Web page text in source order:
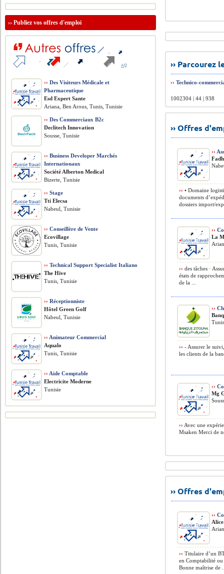
››
››Technico-
1002304 | 44 | 938
›› Offres
››
›› • Domaine
documents
dossiers import/
››
La
›› des tâches ·
états de
de la ...
››
›› - Assurer le
les clients de la
››
Mg
›› Avec une
Msaken Merci de
›› Offres
››
›› Titulaire d’un
en Comptabilité
Bonne maîtrise de
››Publiez vos offres d'emploi
›› Des Visiteurs Médicale et
Pharmaceutique
Esd Expert Sante
Ariana, Ben Arous, Tunis, Tunisie
›› Des Commerciaux B2c
Declitech Innovation
Sousse, Tunisie
›› Business Developer Marchés
Internationaux
Société Alberton Medical
Bizerte, Tunisie
›› Stage
Tti Elecsa
Nabeul, Tunisie
›› Conseillère de Vente
Ecovillage
Tunis, Tunisie
›› Technical Support Specialist Italiano
The Hive
Tunis, Tunisie
›› Réceptionniste
Hôtel Green Golf
Nabeul, Tunisie
›› Animateur Commercial
Aqualo
Tunis, Tunisie
›› Aide Comptable
Electricite Moderne
Tunisie